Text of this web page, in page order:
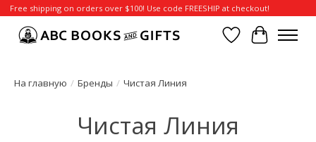
Free shipping on orders over $100! Use code FREESHIP at checkout!
Отложенные
Корзина
На главную / Бренды / Чистая Линия
Чистая Линия